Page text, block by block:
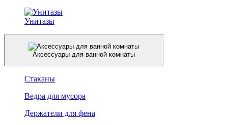
Унитазы
Аксессуары для ванной комнаты
Стаканы
Ведра для мусора
Держатели для фена